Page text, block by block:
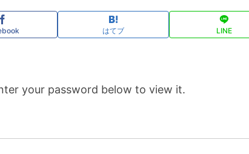
はてブ LINE
your password below to view it.